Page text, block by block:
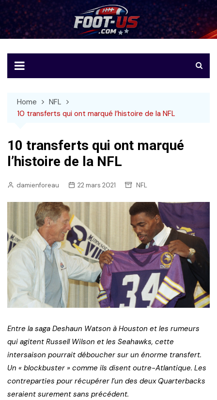
to
content
Foot-US
Le football américain en français
Home
NFL
10 transferts qui ont marqué l’histoire de la NFL
10 transferts qui ont marqué
l’histoire de la NFL
damienforeau 22 mars 2021 NFL
Entre la saga Deshaun Watson à Houston et les rumeurs
qui agitent Russell Wilson et les Seahawks, cette
intersaison pourrait déboucher sur un énorme transfert.
Un « blockbuster » comme ils disent outre-Atlantique. Les
contreparties pour récupérer l’un des deux Quarterbacks
seraient surement sans précédent.